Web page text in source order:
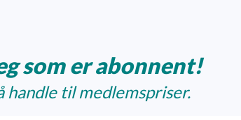
som er abonnent!
handle til medlemspriser.